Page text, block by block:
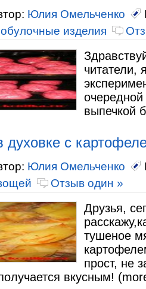
Юлия Омельченко
изделия
читатели,
выпечкой
с
Юлия Омельченко
Отзыв один »
Друзья,
тушеное
прост, не
вкусным!